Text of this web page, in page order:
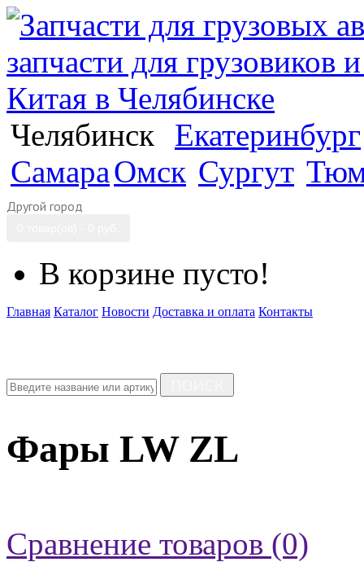
Челябинск
Екатеринбург
СамараОмск Сургут
Другой город
В корзине пусто!
Главная Каталог Новости Доставка и оплата Контакты
Фары LW ZL
Сравнение товаров (0)